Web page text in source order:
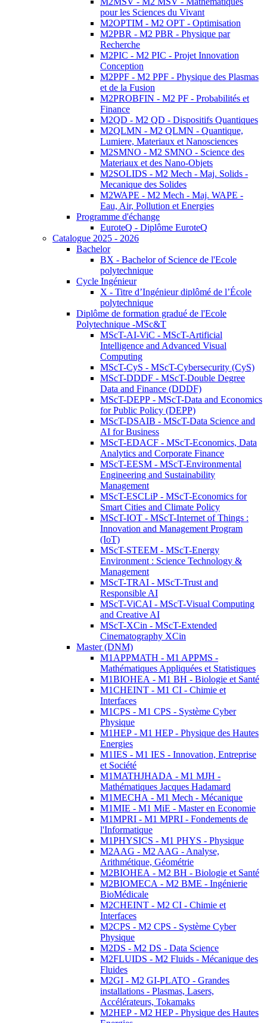
pour les Sciences du Vivant
M2OPTIM - M2 OPT - Optimisation
M2PBR - M2 PBR - Physique par
Recherche
M2PIC - M2 PIC - Projet Innovation
Conception
M2PPF - M2 PPF - Physique des Plasmas
et de la Fusion
M2PROBFIN - M2 PF - Probabilités et
Finance
M2QD - M2 QD - Dispositifs Quantiques
M2QLMN - M2 QLMN - Quantique,
Lumiere, Materiaux et Nanosciences
M2SMNO - M2 SMNO - Science des
Materiaux et des Nano-Objets
M2SOLIDS - M2 Mech - Maj. Solids -
Mecanique des Solides
M2WAPE - M2 Mech - Maj. WAPE -
Eau, Air, Pollution et Energies
Programme d'échange
EuroteQ - Diplôme EuroteQ
Catalogue 2025 - 2026
Bachelor
BX - Bachelor of Science de l'Ecole
polytechnique
Cycle Ingénieur
X - Titre d’Ingénieur diplômé de l’École
polytechnique
Diplôme de formation gradué de l'Ecole
Polytechnique -MSc&T
MScT-AI-ViC - MScT-Artificial
Intelligence and Advanced Visual
Computing
MScT-CyS - MScT-Cybersecurity (CyS)
MScT-DDDF - MScT-Double Degree
Data and Finance (DDDF)
MScT-DEPP - MScT-Data and Economics
for Public Policy (DEPP)
MScT-DSAIB - MScT-Data Science and
AI for Business
MScT-EDACF - MScT-Economics, Data
Analytics and Corporate Finance
MScT-EESM - MScT-Environmental
Engineering and Sustainability
Management
MScT-ESCLiP - MScT-Economics for
Smart Cities and Climate Policy
MScT-IOT - MScT-Internet of Things :
Innovation and Management Program
(IoT)
MScT-STEEM - MScT-Energy
Environment : Science Technology &
Management
MScT-TRAI - MScT-Trust and
Responsible AI
MScT-ViCAI - MScT-Visual Computing
and Creative AI
MScT-XCin - MScT-Extended
Cinematography XCin
Master (DNM)
M1APPMATH - M1 APPMS -
Mathématiques Appliquées et Statistiques
M1BIOHEA - M1 BH - Biologie et Santé
M1CHEINT - M1 CI - Chimie et
Interfaces
M1CPS - M1 CPS - Système Cyber
Physique
M1HEP - M1 HEP - Physique des Hautes
Energies
M1IES - M1 IES - Innovation, Entreprise
et Société
M1MATHJHADA - M1 MJH -
Mathématiques Jacques Hadamard
M1MECHA - M1 Mech - Mécanique
M1MIE - M1 MiE - Master en Economie
M1MPRI - M1 MPRI - Fondements de
l'Informatique
M1PHYSICS - M1 PHYS - Physique
M2AAG - M2 AAG - Analyse,
Arithmétique, Géométrie
M2BIOHEA - M2 BH - Biologie et Santé
M2BIOMECA - M2 BME - Ingénierie
BioMédicale
M2CHEINT - M2 CI - Chimie et
Interfaces
M2CPS - M2 CPS - Système Cyber
Physique
M2DS - M2 DS - Data Science
M2FLUIDS - M2 Fluids - Mécanique des
Fluides
M2GI - M2 GI-PLATO - Grandes
installations - Plasmas, Lasers,
Accélérateurs, Tokamaks
M2HEP - M2 HEP - Physique des Hautes